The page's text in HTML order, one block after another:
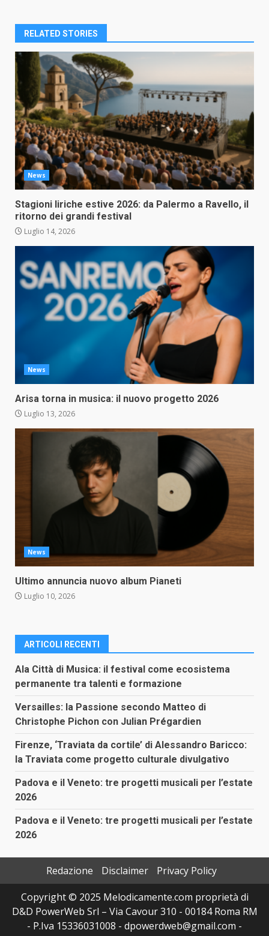
RELATED STORIES
News
Stagioni liriche estive 2026: da Palermo a Ravello, il
ritorno dei grandi festival
Luglio 14, 2026
News
Arisa torna in musica: il nuovo progetto 2026
Luglio 13, 2026
News
Ultimo annuncia nuovo album Pianeti
Luglio 10, 2026
ARTICOLI RECENTI
Ala Città di Musica: il festival come ecosistema
permanente tra talenti e formazione
Versailles: la Passione secondo Matteo di
Christophe Pichon con Julian Prégardien
Firenze, ‘Traviata da cortile’ di Alessandro Baricco:
la Traviata come progetto culturale divulgativo
Padova e il Veneto: tre progetti musicali per l’estate
2026
Padova e il Veneto: tre progetti musicali per l’estate
2026
Redazione Disclaimer
Privacy Policy
Copyright © 2025 Melodicamente.com proprietà di
D&D PowerWeb Srl – Via Cavour 310 - 00184 Roma RM
- P.Iva 15336031008 - dpowerdweb@gmail.com -